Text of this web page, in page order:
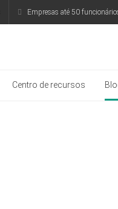
Empresas até 50
Centro de recursos